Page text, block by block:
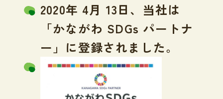
2020年 4月 13日、当社は
「かながわ SDGs パートナ
ー」 に登録されました。